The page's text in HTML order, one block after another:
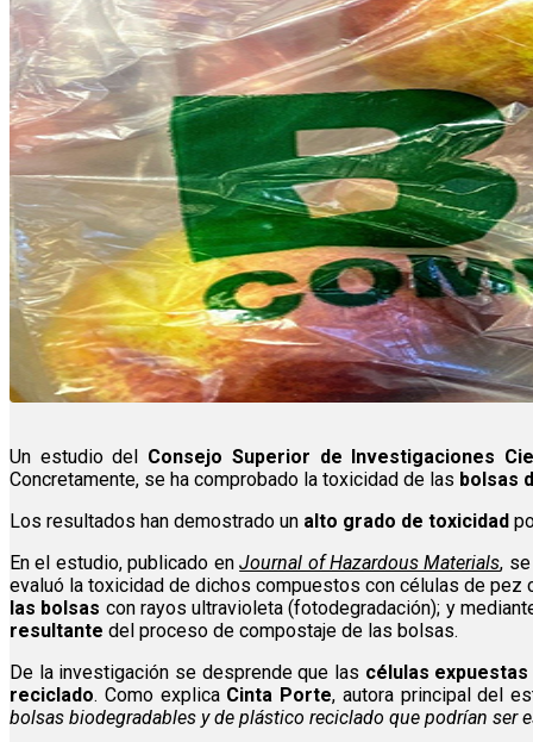
Un estudio del Consejo Superior de Investigaciones
Concretamente, se ha comprobado la toxicidad de las bolsas
Los resultados han demostrado un alto grado de toxicidad
En el estudio, publicado enJournal of Hazardous Materials,
evaluó la toxicidad de dichos compuestos con células de pez
las bolsas con rayos ultravioleta (fotodegradación); y
resultante del proceso de compostaje de las bolsas.
De la investigación se desprende que las células
reciclado. Como explica Cinta Porte, autora principal del
bolsas biodegradables y de plástico reciclado que podrían ser